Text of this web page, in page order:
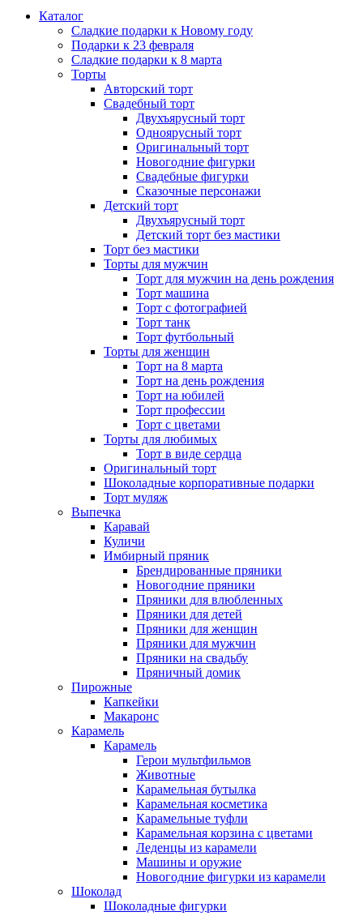
Каталог
Сладкие подарки к Новому году
Подарки к 23 февраля
Сладкие подарки к 8 марта
Торты
Авторский торт
Свадебный торт
Двухъярусный торт
Одноярусный торт
Оригинальный торт
Новогодние фигурки
Свадебные фигурки
Сказочные персонажи
Детский торт
Двухъярусный торт
Детский торт без мастики
Торт без мастики
Торты для мужчин
Торт для мужчин на день рождения
Торт машина
Торт с фотографией
Торт танк
Торт футбольный
Торты для женщин
Торт на 8 марта
Торт на день рождения
Торт на юбилей
Торт профессии
Торт с цветами
Торты для любимых
Торт в виде сердца
Оригинальный торт
Шоколадные корпоративные подарки
Торт муляж
Выпечка
Каравай
Куличи
Имбирный пряник
Брендированные пряники
Новогодние пряники
Пряники для влюбленных
Пряники для детей
Пряники для женщин
Пряники для мужчин
Пряники на свадьбу
Пряничный домик
Пирожные
Капкейки
Макаронс
Карамель
Карамель
Герои мультфильмов
Животные
Карамельная бутылка
Карамельная косметика
Карамельные туфли
Карамельная корзина с цветами
Леденцы из карамели
Машины и оружие
Новогодние фигурки из карамели
Шоколад
Шоколадные фигурки